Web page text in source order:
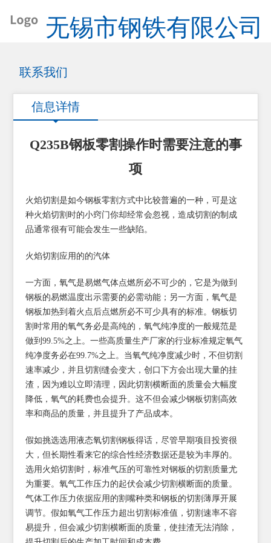
无锡市钢铁有限公司
联系我们
信息详情
Q235B钢板零割操作时需要注意的事
项
火焰切割是如今钢板零割方式中比较普遍的一种，可是这
种火焰切割时的小窍门你却经常会忽视，造成切割的制成
品通常很有可能会发生一些缺陷。
火焰切割应用的的汽体
一方面，氧气是易燃气体点燃所必不可少的，它是为做到
钢板的易燃温度出示需要的必需动能；另一方面，氧气是
钢板加热到着火点后点燃所必不可少具有的标准。钢板切
割时常用的氧气务必是高纯的，氧气纯净度的一般规范是
做到99.5%之上。一些高质量生产厂家的行业标准规定氧气
纯净度务必在99.7%之上。当氧气纯净度减少时，不但切割
速率减少，并且切割缝会变大，创口下方会出现大量的挂
渣，因为难以立即清理，因此切割横断面的质量会大幅度
降低，氧气的耗费也会提升。这不但会减少钢板切割高效
率和商品的质量，并且提升了产品成本。
假如挑选选用液态氧切割钢板得话，尽管早期项目投资很
大，但长期性看来它的综合性经济数据还是较为丰厚的。
选用火焰切割时，标准气压的可靠性对钢板的切割质量尤
为重要。氧气工作压力的起伏会减少切割横断面的质量。
气体工作压力依据应用的割嘴种类和钢板的切割薄厚开展
调节。假如氧气工作压力超出切割标准值，切割速率不容
易提升，但会减少切割横断面的质量，使挂渣无法消除，